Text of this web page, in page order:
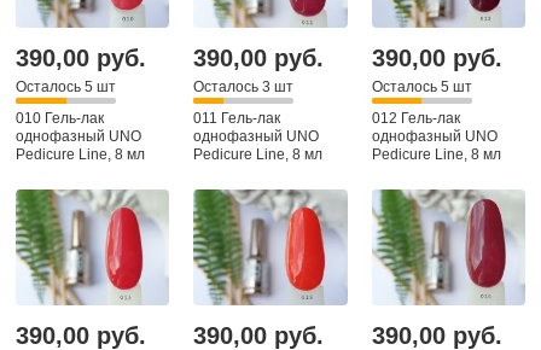
390,00 руб.
Осталось 5 шт
010 Гель-лак
однофазный UNO
Pedicure Line, 8 мл
390,00 руб.
Осталось 3 шт
011 Гель-лак
однофазный UNO
Pedicure Line, 8 мл
390,00 руб.
Осталось 5 шт
012 Гель-лак
однофазный UNO
Pedicure Line, 8 мл
390,00 руб. 390,00 руб. 390,00 руб.